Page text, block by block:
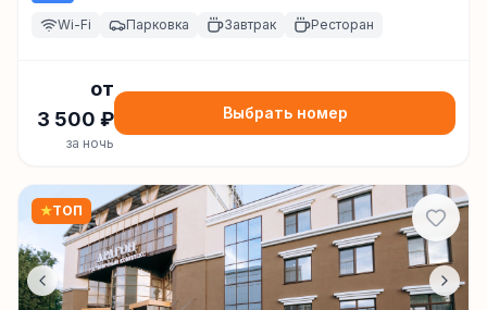
Wi-Fi Парковка Завтрак Ресторан
от
3 500 ₽
за ночь
Выбрать номер
★ТОП